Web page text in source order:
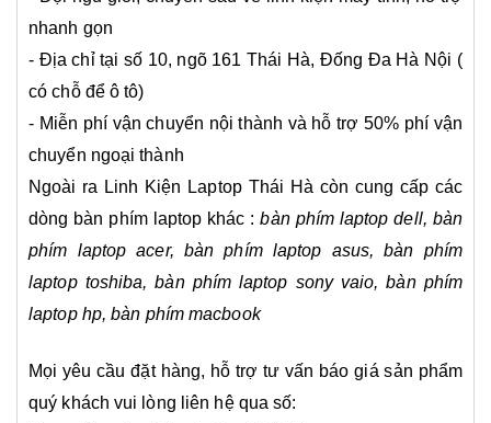
nhanh gọn
- Địa chỉ tại số 10, ngõ 161 Thái Hà, Đống Đa Hà Nội (
có chỗ để ô tô)
- Miễn phí vận chuyển nội thành và hỗ trợ 50% phí vận
chuyển ngoại thành
Ngoài ra Linh Kiện Laptop Thái Hà còn cung cấp các
dòng bàn phím laptop khác :bàn phím laptop dell, bàn
phím laptop acer, bàn phím laptop asus,bàn phím
laptop toshiba,bàn phím laptop sony vaio,bàn phím
laptop hp, bàn phím macbook
Mọi yêu cầu đặt hàng, hỗ trợ tư vấn báo giá sản phẩm
quý khách vui lòng liên hệ qua số: